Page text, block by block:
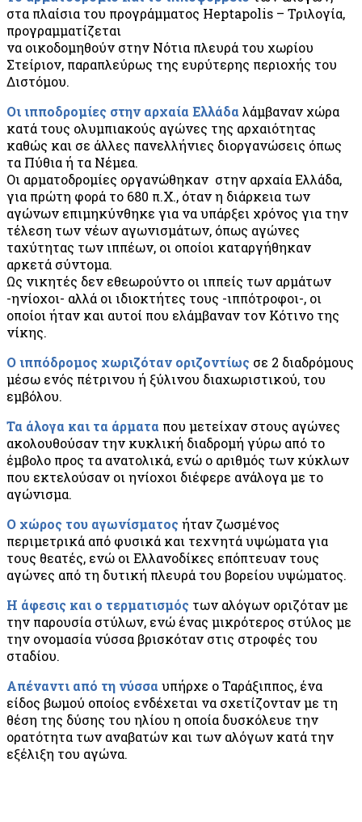
στα πλαίσια του προγράμματος Heptapolis – Τριλογία,
προγραμματίζεται
να οικοδομηθούν στην Νότια πλευρά του χωρίου
Στείριον, παραπλεύρως της ευρύτερης περιοχής του
Διστόμου.
Οι ιπποδρομίες στην αρχαία Ελλάδα λάμβαναν χώρα
κατά τους ολυμπιακούς αγώνες της αρχαιότητας
καθώς και σε άλλες πανελλήνιες διοργανώσεις όπως
τα Πύθια ή τα Νέμεα.
Οι αρματοδρομίες οργανώθηκαν στην αρχαία Ελλάδα,
για πρώτη φορά το 680 π.Χ., όταν η διάρκεια των
αγώνων επιμηκύνθηκε για να υπάρξει χρόνος για την
τέλεση των νέων αγωνισμάτων, όπως αγώνες
ταχύτητας των ιππέων, οι οποίοι καταργήθηκαν
αρκετά σύντομα.
Ως νικητές δεν εθεωρούντο οι ιππείς των αρμάτων
-ηνίοχοι- αλλά οι ιδιοκτήτες τους -ιππότροφοι-, οι
οποίοι ήταν και αυτοί που ελάμβαναν τον Κότινο της
νίκης.
Ο ιππόδρομος χωριζόταν οριζοντίως σε 2 διαδρόμους
μέσω ενός πέτρινου ή ξύλινου διαχωριστικού, του
εμβόλου.
Τα άλογα και τα άρματα που μετείχαν στους αγώνες
ακολουθούσαν την κυκλική διαδρομή γύρω από το
έμβολο προς τα ανατολικά, ενώ ο αριθμός των κύκλων
που εκτελούσαν οι ηνίοχοι διέφερε ανάλογα με το
αγώνισμα.
Ο χώρος του αγωνίσματοςήταν ζωσμένος
περιμετρικά από φυσικά και τεχνητά υψώματα για
τους θεατές, ενώ οι Ελλανοδίκες επόπτευαν τους
αγώνες από τη δυτική πλευρά του βορείου υψώματος.
Η άφεσις και ο τερματισμός των αλόγων οριζόταν με
την παρουσία στύλων, ενώ ένας μικρότερος στύλος με
την ονομασία νύσσα βρισκόταν στις στροφές του
σταδίου.
Απέναντι από τη νύσσα υπήρχε ο Ταράξιππος, ένα
είδος βωμού οποίος ενδέχεται να σχετίζονταν με τη
θέση της δύσης του ηλίου η οποία δυσκόλευε την
ορατότητα των αναβατών και των αλόγων κατά την
εξέλιξη του αγώνα.